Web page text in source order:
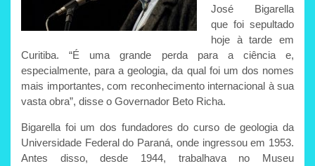
José Bigarella
que foi sepultado
hoje à tarde em
Curitiba. “É uma grande perda para a ciência e,
especialmente, para a geologia, da qual foi um dos nomes
mais importantes, com reconhecimento internacional à sua
vasta obra”, disse o Governador Beto Richa.
Bigarella foi um dos fundadores do curso de geologia da
Universidade Federal do Paraná, onde ingressou em 1953.
Antes disso, desde 1944, trabalhava no Museu